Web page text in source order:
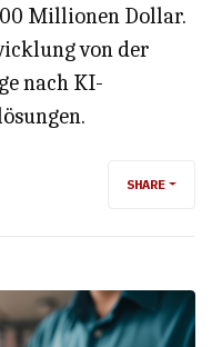
Millionen Dollar.
von der
nach KI-
SHARE